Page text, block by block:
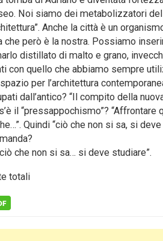
Noi siamo dei metabolizzatori
Anche la città è un
che però è la nostra. Possiamo
distillato di malto e grano,
con quello che abbiamo sempre
per l’architettura
dall’antico? “Il compito della
il “pressappochismo”?
Quindi “ciò che non si sa, si
che non si sa… si deve studiare”.
totali